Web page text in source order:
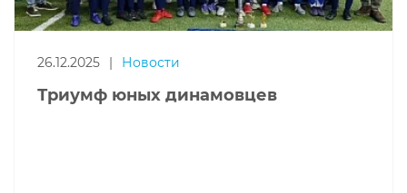
26.12.2025 | Новости
Триумф юных динамовцев